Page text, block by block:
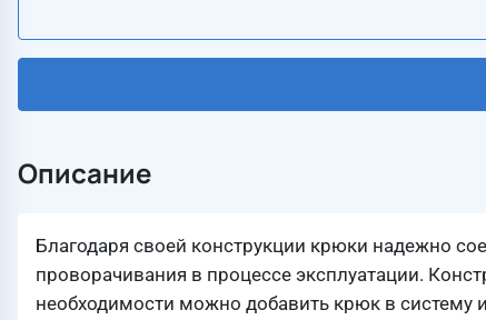
Описание
Благодаря своей конструкции крюки надежно
проворачивания в процессе эксплуатации.
необходимости можно добавить крюк в систему